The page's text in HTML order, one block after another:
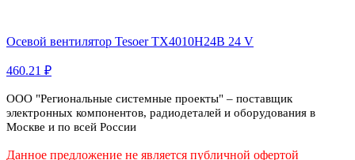
Осевой вентилятор Tesoer TX4010H24B 24 V
460.21 ₽
ООО "Региональные системные проекты" – поставщик
электронных компонентов, радиодеталей и оборудования в
Москве и по всей России
Данное предложение не является публичной офертой